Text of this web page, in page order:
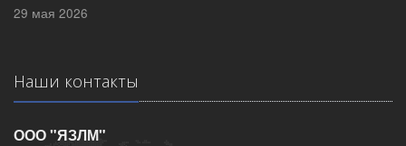
29 мая 2026
Наши контакты
ООО "ЯЗЛМ"